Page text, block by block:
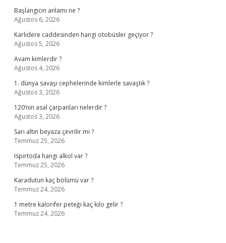
Başlangıcın anlamı ne ?
Ağustos 6, 2026
Karlıdere caddesinden hangi otobüsler geçiyor ?
Ağustos 5, 2026
Avam kimlerdir ?
Ağustos 4, 2026
1. dünya savaşı cephelerinde kimlerle savaştık ?
Ağustos 3, 2026
120’nin asal çarpanları nelerdir ?
Ağustos 3, 2026
Sarı altın beyaza çevrilir mi ?
Temmuz 25, 2026
Ispirtoda hangi alkol var ?
Temmuz 25, 2026
Karadutun kaç bölümü var ?
Temmuz 24, 2026
1 metre kalorifer peteği kaç kilo gelir ?
Temmuz 24, 2026